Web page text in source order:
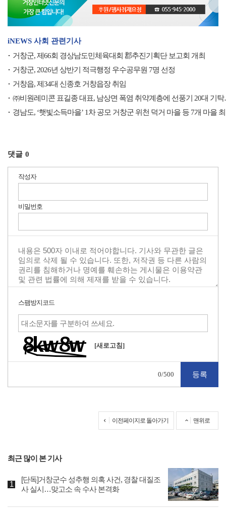
iNEWS 사회 관련기사
거창군, 제66회 경상남도민체육대회 郡추진기획단 보고회 개최
거창군, 2026년 상반기 적극행정 우수공무원 7명 선정
거창읍, 제34대 신종호 거창읍장 취임
㈜비원레미콘 표길종 대표, 남상면 폭염 취약계층에 선풍기 20대 기
경남도, ‘햇빛소득마을’ 1차 공모 거창군 위천 덕거 마을 등 7개 마을
댓글 0
작성자
비밀번호
스팸방지코드
[새로고침]
0/500
이전페이지로 돌아가기 맨위로
최근 많이 본 기사
[단독]거창군수 성추행 의혹 사건, 경찰 대질조
사 실시…맞고소 속 수사 본격화